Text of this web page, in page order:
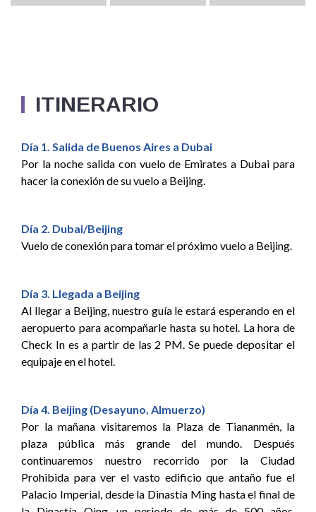
ITINERARIO
Día 1. Salida de Buenos Aires a Dubai
Por la noche salida con vuelo de Emirates a Dubai para
hacer la conexión de su vuelo a Beijing.
Día 2. Dubai/Beijing
Vuelo de conexión para tomar el próximo vuelo a Beijing.
Día 3. Llegada a Beijing
Al llegar a Beijing, nuestro guía le estará esperando en el
aeropuerto para acompañarle hasta su hotel. La hora de
Check In es a partir de las 2 PM. Se puede depositar el
equipaje en el hotel.
Día 4. Beijing (Desayuno, Almuerzo)
Por la mañana visitaremos la Plaza de Tiananmén, la
plaza pública más grande del mundo. Después
continuaremos nuestro recorrido por la Ciudad
Prohibida para ver el vasto edificio que antaño fue el
Palacio Imperial, desde la Dinastía Ming hasta el final de